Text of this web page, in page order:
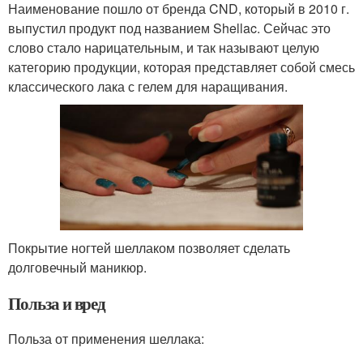
Наименование пошло от бренда CND, который в 2010 г.
выпустил продукт под названием Shellac. Сейчас это
слово стало нарицательным, и так называют целую
категорию продукции, которая представляет собой смесь
классического лака с гелем для наращивания.
Покрытие ногтей шеллаком позволяет сделать
долговечный маникюр.
Польза и вред
Польза от применения шеллака: